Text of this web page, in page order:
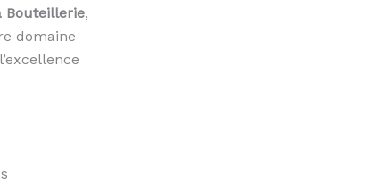
Bouteillerie,
domaine